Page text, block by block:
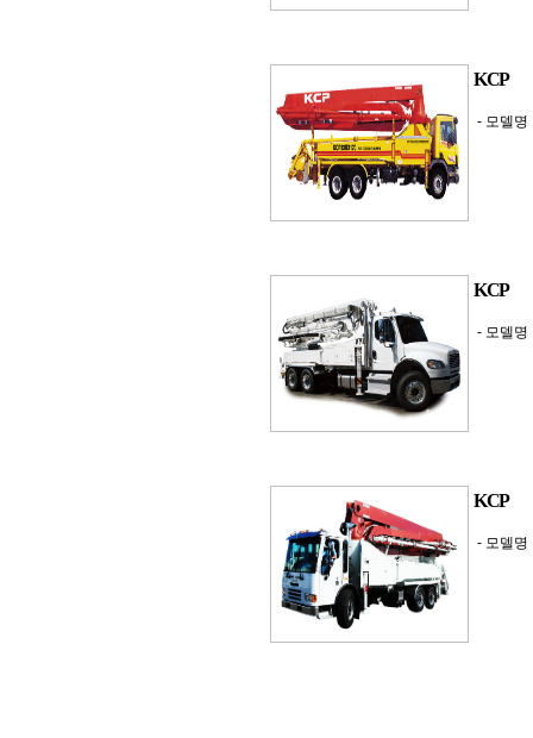
KCP
- 모델명
KCP
- 모델명
KCP
- 모델명